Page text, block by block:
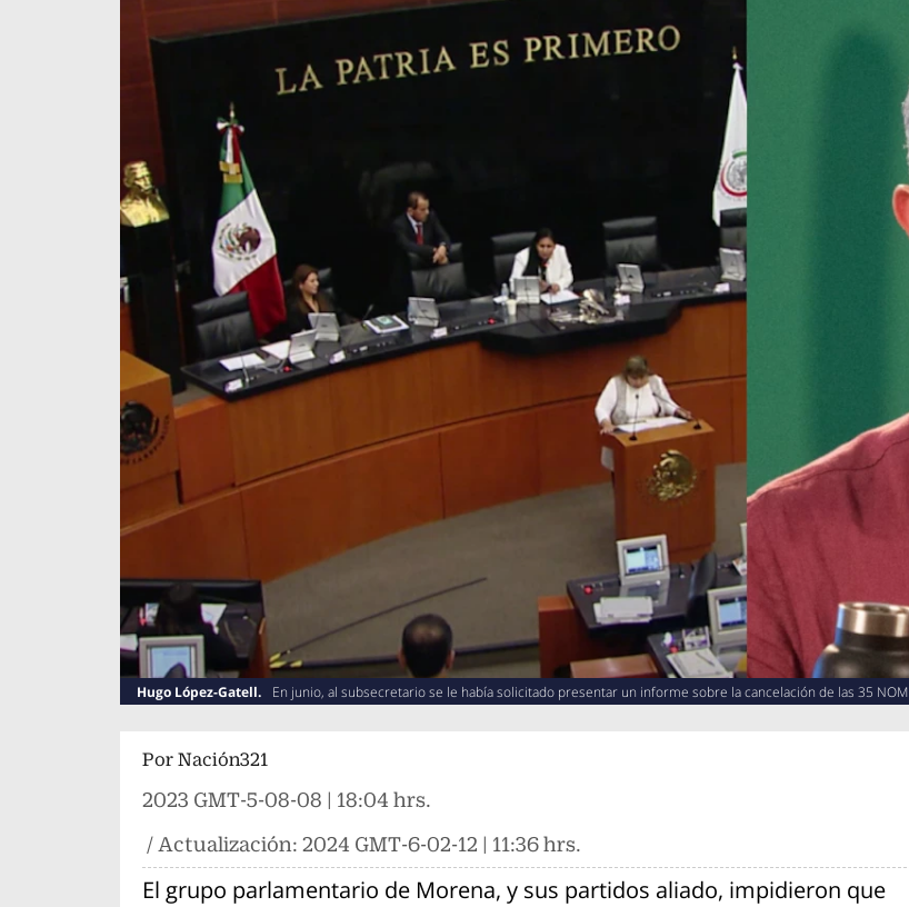
Hugo López-Gatell. En junio, al subsecretario se le había solicitado presentar un informe sobre la cancelación de las 35 NOM
Por Nación321
2023 GMT-5-08-08 | 18:04 hrs.
/ Actualización: 2024 GMT-6-02-12 | 11:36 hrs.
El grupo parlamentario de Morena, y sus partidos aliado, impidieron que